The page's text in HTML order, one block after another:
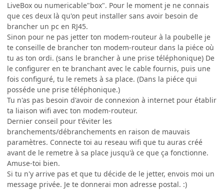
LiveBox ou numericable"box". Pour le moment je ne connais
que ces deux là qu'on peut installer sans avoir besoin de
brancher un pc en RJ45.
Sinon pour ne pas jetter ton modem-routeur à la poubelle je
te conseille de brancher ton modem-routeur dans la piéce où
tu as ton ordi. (sans le brancher à une prise téléphonique) De
le configurer en te branchant avec le cable fournis, puis une
fois configuré, tu le remets à sa place. (Dans la piéce qui
posséde une prise téléphonique.)
Tu n'as pas besoin d'avoir de connexion à internet pour établir
ta liaison wifi avec ton modem-routeur.
Dernier conseil pour t'éviter les
branchements/débranchements en raison de mauvais
paramètres. Connecte toi au reseau wifi que tu auras créé
avant de le remetre à sa place jusqu'à ce que ça fonctionne.
Amuse-toi bien.
Si tu n'y arrive pas et que tu décide de le jetter, envois moi un
message privée. Je te donnerai mon adresse postal. :)